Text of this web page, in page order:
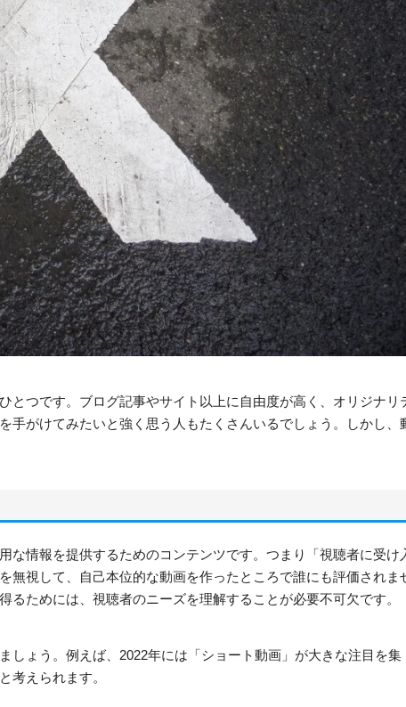
とつです。ブログ記事やサイト以上に自由度が高く、オリジナリ
手がけてみたいと強く思う人もたくさんいるでしょう。しかし、
な情報を提供するためのコンテンツです。つまり「視聴者に受け
無視して、自己本位的な動画を作ったところで誰にも評価されま
ためには、視聴者のニーズを理解することが必要不可欠です。
しょう。例えば、2022年には「ショート動画」が大きな注目を集
考えられます。